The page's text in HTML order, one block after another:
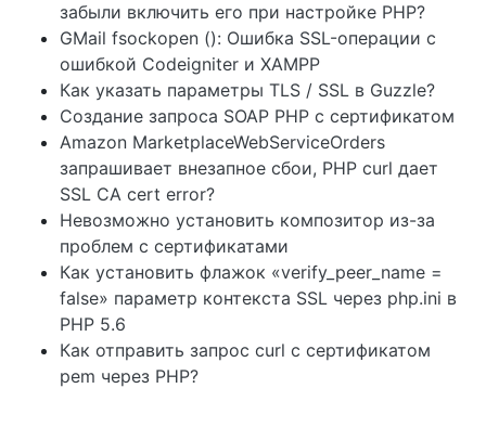
забыли включить его при настройке PHP?
GMail fsockopen (): Ошибка SSL-операции с
ошибкой Codeigniter и XAMPP
Как указать параметры TLS / SSL в Guzzle?
Создание запроса SOAP PHP с сертификатом
Amazon MarketplaceWebServiceOrders
запрашивает внезапное сбои, PHP curl дает
SSL CA cert error?
Невозможно установить композитор из-за
проблем с сертификатами
Как установить флажок «verify_peer_name =
false» параметр контекста SSL через php.ini в
PHP 5.6
Как отправить запрос curl с сертификатом
pem через PHP?